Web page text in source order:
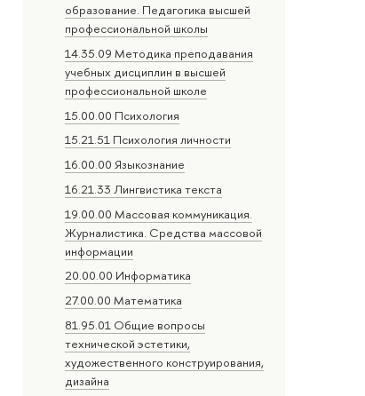
образование. Педагогика высшей
профессиональной школы
14.35.09 Методика преподавания
учебных дисциплин в высшей
профессиональной школе
15.00.00 Психология
15.21.51 Психология личности
16.00.00 Языкознание
16.21.33 Лингвистика текста
19.00.00 Массовая коммуникация.
Журналистика. Средства массовой
информации
20.00.00 Информатика
27.00.00 Математика
81.95.01 Общие вопросы
технической эстетики,
художественного конструирования,
дизайна